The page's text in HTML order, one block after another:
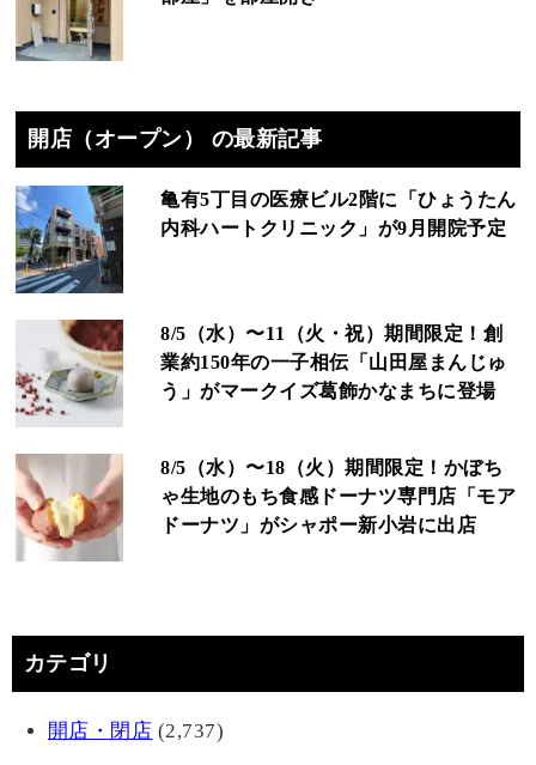
開店（オープン） の最新記事
亀有5丁目の医療ビル2階に「ひょうたん
内科ハートクリニック」が9月開院予定
8/5（水）〜11（火・祝）期間限定！創
業約150年の一子相伝「山田屋まんじゅ
う」がマークイズ葛飾かなまちに登場
8/5（水）〜18（火）期間限定！かぼち
ゃ生地のもち食感ドーナツ専門店「モア
ドーナツ」がシャポー新小岩に出店
カテゴリ
開店・閉店 (2,737)